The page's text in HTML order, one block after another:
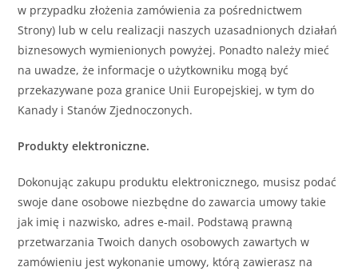
w przypadku złożenia zamówienia za pośrednictwem
Strony) lub w celu realizacji naszych uzasadnionych działań
biznesowych wymienionych powyżej. Ponadto należy mieć
na uwadze, że informacje o użytkowniku mogą być
przekazywane poza granice Unii Europejskiej, w tym do
Kanady i Stanów Zjednoczonych.
Produkty elektroniczne.
Dokonując zakupu produktu elektronicznego, musisz podać
swoje dane osobowe niezbędne do zawarcia umowy takie
jak imię i nazwisko, adres e-mail. Podstawą prawną
przetwarzania Twoich danych osobowych zawartych w
zamówieniu jest wykonanie umowy, którą zawierasz na